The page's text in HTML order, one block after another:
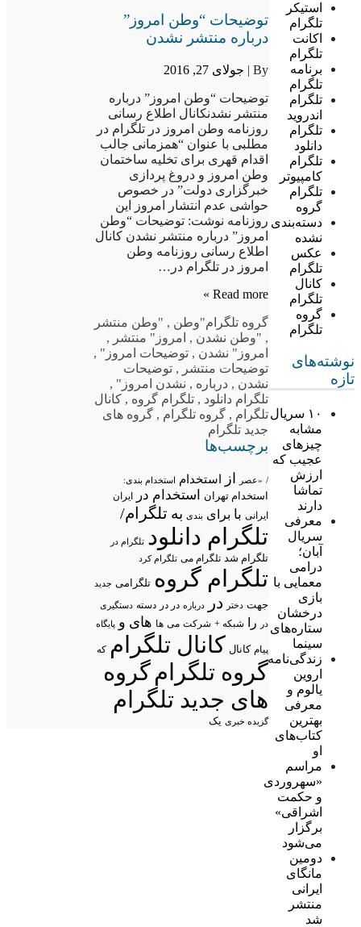
استیکر
تلگرام
اکانت
تلگرام
برنامه
تلگرام
تلگرام
اندروید
تلگرام
دانلود
تلگرام
کامپیوتر
تلگرام
گروه
دسته‌بندی
نشده
عکس
تلگرام
کانال
تلگرام
گروه
تلگرام
نوشته‌های
تازه
۱۰ سریال
مشابه
چیزهای
عجیب که
ارزش
تماشا
دارند
معرفی
سریال
آبان؛
درامی
معمایی با
بازی
درخشان
ستاره‌های
سینما
زندگی‌نامه
اروین
یالوم و
معرفی
بهترین
کتاب‌های
او
مراسم
«سهروردی
و حکمت
اشراقی»
برگزار
می‌شود
دومین
مانگای
ایرانی
منتشر
شد
توضیحات “وطن امروز”
درباره منتشر نشدن
By | جولای 27, 2016
توضیحات “وطن امروز” درباره
منتشر نشدنکانال اطلاع رسانی
روزنامه وطن امروز در تلگرام در
مطلبی با عنوان “همزمانی جالب
اقدام قهری برای تخلیه ساختمان
وطن امروز و دروغ پردازی
خبرگزاری دولت” در خصوص
حواشی عدم انتشار امروز این
روزنامه نوشت: توضیحات “وطن
امروز” درباره منتشر نشدن کانال
اطلاع رسانی روزنامه وطن
امروز در تلگرام در…
Read more »
گروه تلگرام"وطن , "وطن منتشر
, "وطن نشدن , امروز" منتشر ,
امروز" نشدن , توضیحات امروز" ,
توضیحات منتشر , توضیحات
نشدن , درباره , نشدن امروز" ,
تلگرام دانلود , تلگرام گروه , کانال
تلگرام , گروه تلگرام , گروه های
جدید تلگرام
برچسب‌ها
/ «عصر از استخدام استخدام بندی:
استخدام تهران استخدام در ایران
ایرانی با برای بندی به تلگرام/
تلگرام دانلود تلگرام در
تلگرام شد تلگرام می تلگرام کرد
تلگرام گروه تلگرامی جدید
جهت دختر در درباره در در دسته دستگیری
در
را شبکه + شرکت می ها های و پایگاه
پیام کانال کانال تلگرام که
گروه تلگرامگروه
های جدید تلگرام
گزیده خبری یک